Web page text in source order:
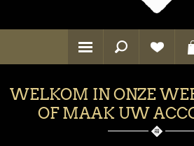
WELKOM IN ONZE
OF MAAK UW